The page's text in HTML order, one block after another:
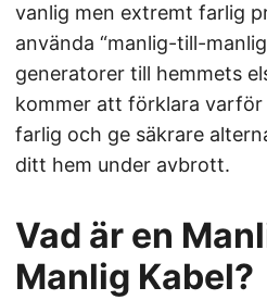
vanlig men extremt farlig
använda “manlig-till-
generatorer till hemmets
kommer att förklara varför
farlig och ge säkrare
ditt hem under avbrott.
Vad är en
Manlig Kabel?